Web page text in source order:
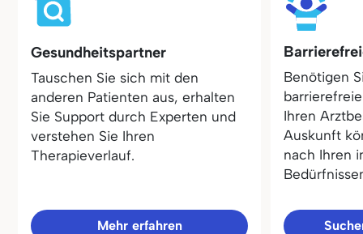
Gesundheitspartner
Tauschen Sie sich mit den
anderen Patienten aus, erhalten
Sie Support durch Experten und
verstehen Sie Ihren
Therapieverlauf.
Mehr erfahren
Benötigen
Ihren
Auskunft
nach Ihren